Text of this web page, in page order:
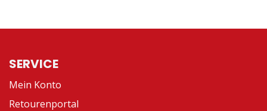
SERVICE
Mein Konto
Retourenportal